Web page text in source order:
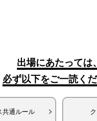
出場にあたっては、
必ず以下をご一読く
共通ルール